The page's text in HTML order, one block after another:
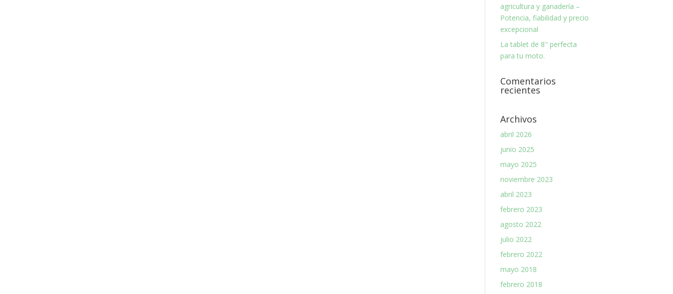
agricultura y ganadería –
Potencia, fiabilidad y precio
excepcional
La tablet de 8″ perfecta
para tu moto.
Comentarios
recientes
Archivos
abril 2026
junio 2025
mayo 2025
noviembre 2023
abril 2023
febrero 2023
agosto 2022
julio 2022
febrero 2022
mayo 2018
febrero 2018